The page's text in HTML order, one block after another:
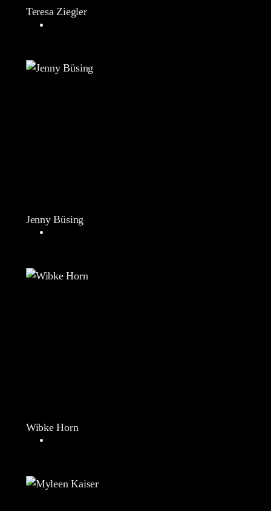
Teresa Ziegler
Jenny Büsing
Wibke Horn